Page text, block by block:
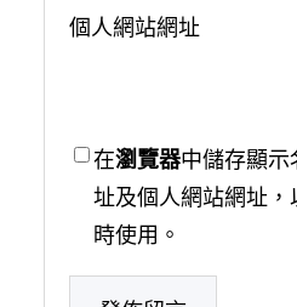
個人網站網址
在瀏覽器中儲存顯
址及個人網站網址
時使用。